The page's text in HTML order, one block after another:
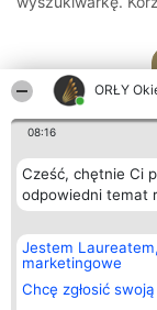
ORŁY
08:16
Cześć, chętnie Ci
odpowiedni temat
Jestem
marketingowe
Chcę zgłosić
Organizator
Bright Side Solutions sp. z
o. sp. k.
ul. Ruska 22
Wrocław 50-079